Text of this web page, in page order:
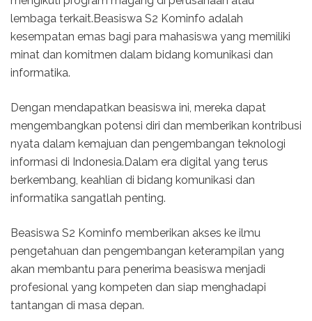
lembaga terkait.Beasiswa S2 Kominfo adalah
kesempatan emas bagi para mahasiswa yang memiliki
minat dan komitmen dalam bidang komunikasi dan
informatika.
Dengan mendapatkan beasiswa ini, mereka dapat
mengembangkan potensi diri dan memberikan kontribusi
nyata dalam kemajuan dan pengembangan teknologi
informasi di Indonesia.Dalam era digital yang terus
berkembang, keahlian di bidang komunikasi dan
informatika sangatlah penting.
Beasiswa S2 Kominfo memberikan akses ke ilmu
pengetahuan dan pengembangan keterampilan yang
akan membantu para penerima beasiswa menjadi
profesional yang kompeten dan siap menghadapi
tantangan di masa depan.